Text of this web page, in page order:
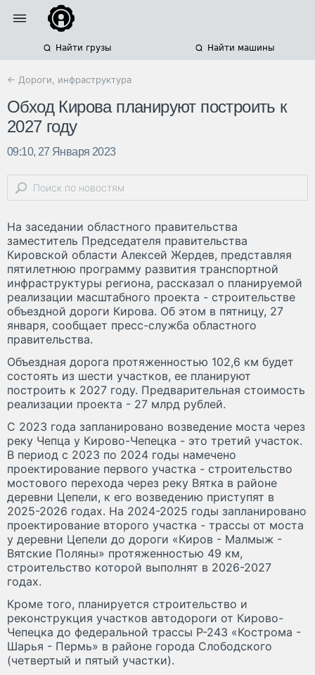
Найти грузы Найти машины
← Дороги, инфраструктура
Обход Кирова планируют построить к
2027 году
09:10, 27 Января 2023
На заседании областного правительства
заместитель Председателя правительства
Кировской области Алексей Жердев, представляя
пятилетнюю программу развития транспортной
инфраструктуры региона, рассказал о планируемой
реализации масштабного проекта - строительстве
объездной дороги Кирова. Об этом в пятницу, 27
января, сообщает пресс-служба областного
правительства.
Объездная дорога протяженностью 102,6 км будет
состоять из шести участков, ее планируют
построить к 2027 году. Предварительная стоимость
реализации проекта - 27 млрд рублей.
С 2023 года запланировано возведение моста через
реку Чепца у Кирово-Чепецка - это третий участок.
В период с 2023 по 2024 годы намечено
проектирование первого участка - строительство
мостового перехода через реку Вятка в районе
деревни Цепели, к его возведению приступят в
2025-2026 годах. На 2024-2025 годы запланировано
проектирование второго участка - трассы от моста
у деревни Цепели до дороги «Киров - Малмыж -
Вятские Поляны» протяженностью 49 км,
строительство которой выполнят в 2026-2027
годах.
Кроме того, планируется строительство и
реконструкция участков автодороги от Кирово-
Чепецка до федеральной трассы Р-243 «Кострома -
Шарья - Пермь» в районе города Слободского
(четвертый и пятый участки).